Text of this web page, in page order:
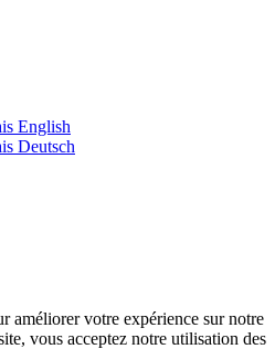
English
Deutsch
améliorer votre expérience sur notre
vous acceptez notre utilisation des